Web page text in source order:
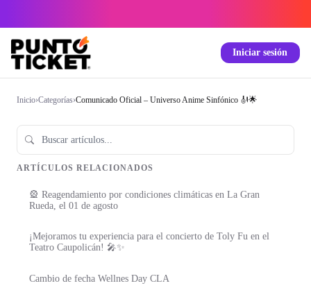
Iniciar sesión
Inicio›Categorías›Comunicado Oficial – Universo Anime Sinfónico 🎻🌟
ARTÍCULOS RELACIONADOS
🎡 Reagendamiento por condiciones climáticas en La Gran
Rueda, el 01 de agosto
¡Mejoramos tu experiencia para el concierto de Toly Fu en el
Teatro Caupolicán! 🎤✨
Cambio de fecha Wellnes Day CLA